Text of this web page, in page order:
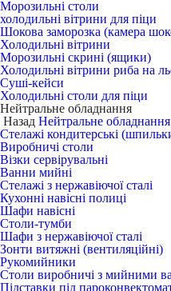
Морозильні столи
холодильні вітрини для піци
Шокова заморозка (камера
Холодильні вітрини
Морозильні скрині (ящики)
Холодильні вітрини риба на
Суші-кейси
Холодильні столи для піци
Нейтральне обладнання
Назад Нейтральне обладнання
Стелажі кондитерські
Виробничі столи
Візки сервірувальні
Ванни мийні
Стелажі з нержавіючої сталі
Кухонні навісні полиці
Шафи навісні
Столи-тумби
Шафи з нержавіючої сталі
Зонти витяжні (вентиляційні)
Рукомийники
Столи виробничі з мийними
Підставки під